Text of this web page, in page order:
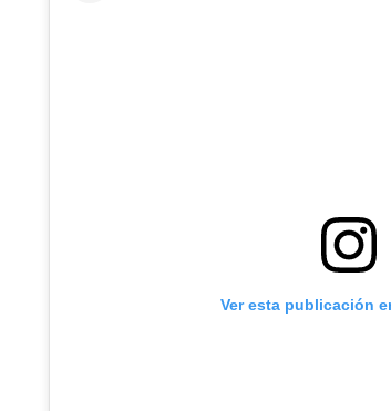
Ver esta publicación